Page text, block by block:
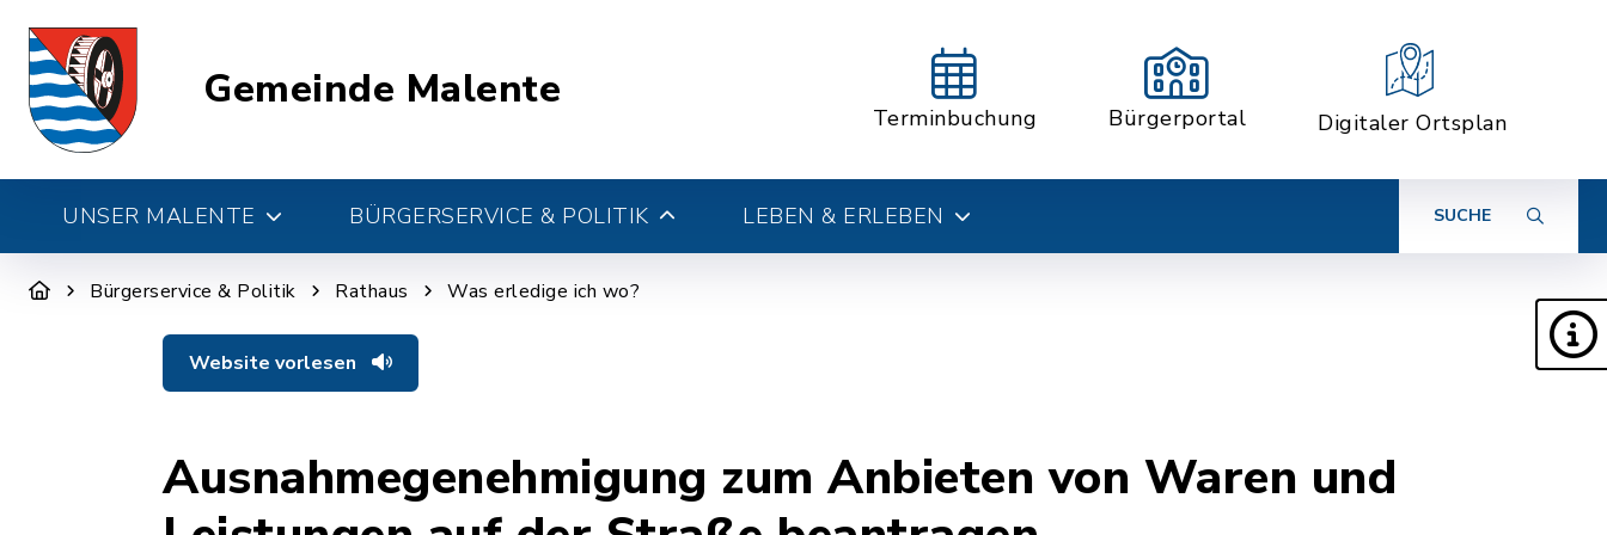
Gemeinde Malente
Terminbuchung Bürgerportal Digitaler Ortsplan
UNSER MALENTE BÜRGERSERVICE & POLITIK LEBEN & ERLEBEN SUCHE
Bürgerservice & Politik Rathaus Was erledige ich wo?
Website vorlesen
Ausnahmegenehmigung zum Anbieten von Waren und